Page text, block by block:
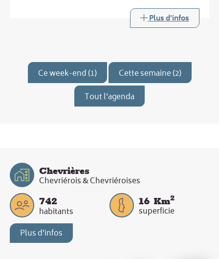
Plus d'infos
Ce week-end (1)
Cette semaine (2)
Tout l'agenda
Chevrières
Chevriérois & Chevriéroises
742
habitants
16 Km2
superficie
Plus d'infos